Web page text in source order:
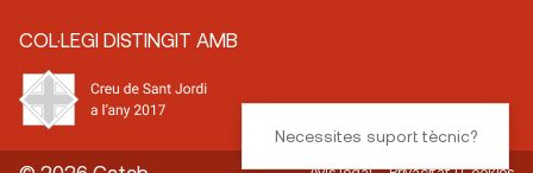
COL·LEGI DISTINGIT AMB
Necessites suport tècnic?